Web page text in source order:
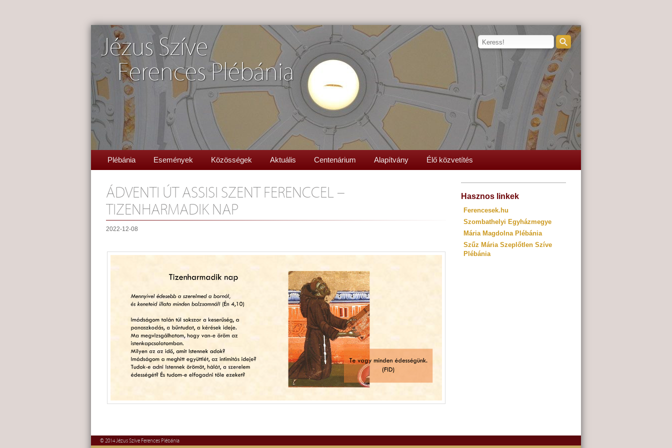
Jézus Szíve
Ferences Plébánia
Plébánia Események Közösségek Aktuális Centenárium Alapítvány Élő közvetítés
ÁDVENTI ÚT ASSISI SZENT FERENCCEL –
TIZENHARMADIK NAP
2022-12-08
Hasznos linkek
Ferencesek.hu
Szombathelyi Egyházmegye
Mária Magdolna Plébánia
Szűz Mária Szeplőtlen Szíve
Plébánia
© 2014 Jézus Szíve Ferences Plébánia